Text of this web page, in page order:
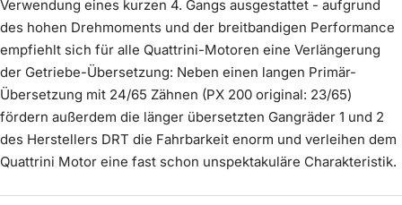
Flansch
wählbar
Felge Vespa Breitreifen schwarz
pulverbeschichtet
Verwendung eines kurzen 4. Gangs ausgestattet - aufgrund
des hohen Drehmoments und der breitbandigen Performance
empfiehlt sich für alle Quattrini-Motoren eine Verlängerung
der Getriebe-Übersetzung: Neben einen langen Primär-
Übersetzung mit 24/65 Zähnen (PX 200 original: 23/65)
fördern außerdem die länger übersetzten Gangräder 1 und 2
des Herstellers DRT die Fahrbarkeit enorm und verleihen dem
Quattrini Motor eine fast schon unspektakuläre Charakteristik.